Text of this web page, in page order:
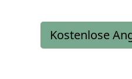
Kostenlose